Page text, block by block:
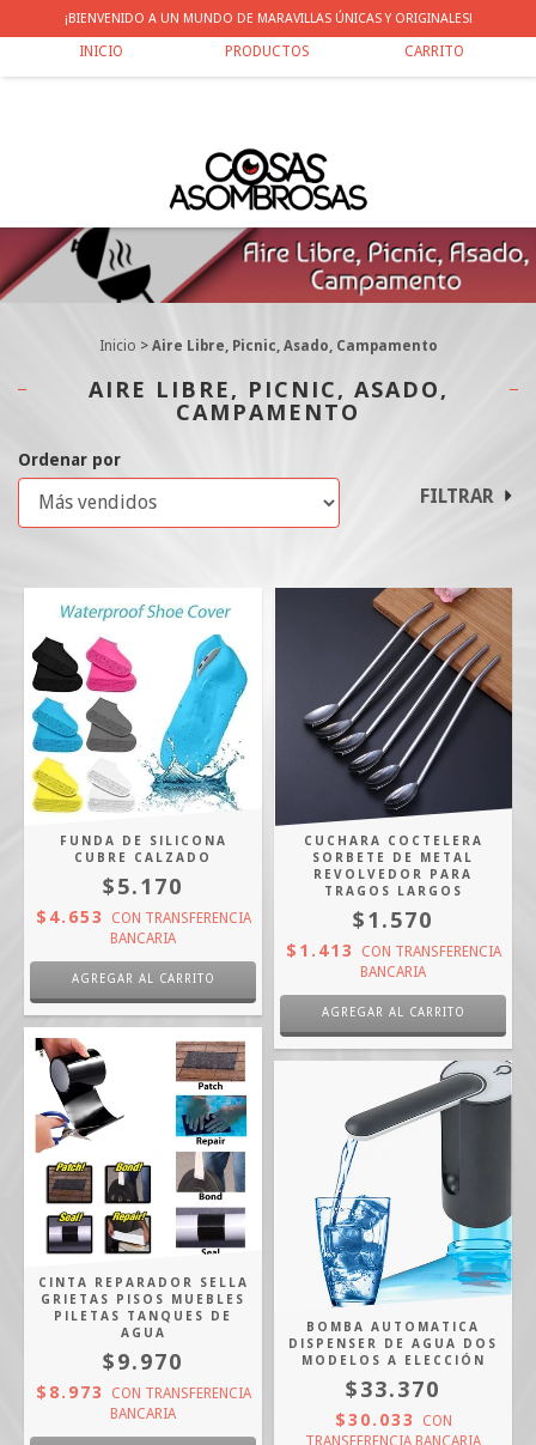
¡BIENVENIDO A UN MUNDO DE MARAVILLAS ÚNICAS Y ORIGINALES!
INICIO PRODUCTOS CARRITO
Inicio > Aire Libre, Picnic, Asado, Campamento
AIRE LIBRE, PICNIC, ASADO,
CAMPAMENTO
Ordenar por
FILTRAR
FUNDA DE SILICONA
CUBRE CALZADO
$5.170
$4.653 CON TRANSFERENCIA
BANCARIA
AGREGAR AL CARRITO
CUCHARA COCTELERA
SORBETE DE METAL
REVOLVEDOR PARA
TRAGOS LARGOS
$1.570
$1.413 CON TRANSFERENCIA
BANCARIA
CINTA REPARADOR SELLA
GRIETAS PISOS MUEBLES
PILETAS TANQUES DE
AGUA
$9.970
$8.973 CON TRANSFERENCIA
BANCARIA
BOMBA AUTOMATICA
DISPENSER DE AGUA DOS
MODELOS A ELECCIÓN
$33.370
$30.033
CON
TRANSFERENCIA BANCARIA